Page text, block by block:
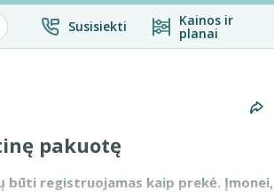
Susisiekti Kainos ir
planai
pakuotę
registruojamas kaip prekė. Įmonei,